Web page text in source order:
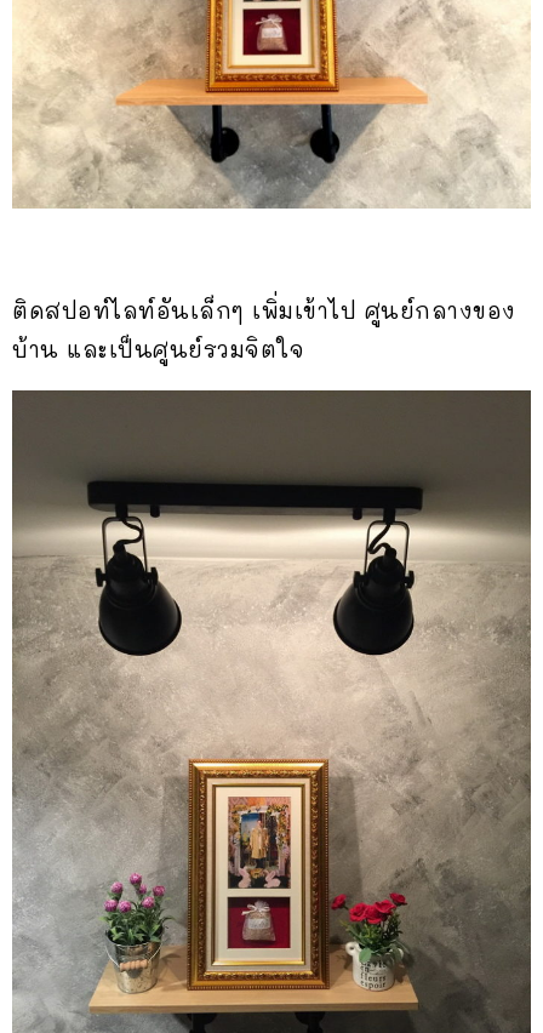
ติดสปอท์ไลท์อันเล็กๆ เพิ่มเข้าไป ศูนย์กลางของ
บ้าน และเป็นศูนย์รวมจิตใจ